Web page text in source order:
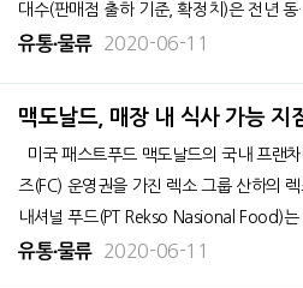
대수(판매점 출하 기준, 확정치)은 전년 동
대비 79.3% 감소한 12만 3782대였다. 전
면 완성차(CBU) 수출 대수는 80.0% 감소
유통∙물류 2020-06-11
맥도날드, 매장 내 식사 가능 지
즈(FC) 운영권을 가진 렉소 그룹 산하의
내셔널 푸드(PT Rekso Nasional Food)는
카르타 매장 중 매장 내 식사 가능한 지점을
유통∙물류 2020-06-11